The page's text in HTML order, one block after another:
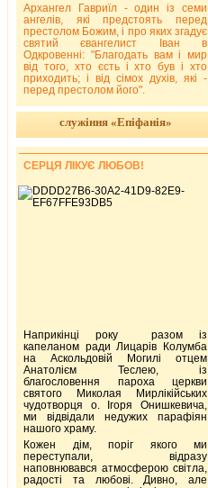
Архангел Гавриїл - один із семи
ангелів, які предстоять перед
престолом Божим, і про яких згадує
святий євангелист Іван в
Одкровенні: "Благодать вам і мир
від того, хто єсть і хто був і хто
приходить; і від сімох духів, які -
перед престолом його".
служіння «Епіфанія»
СЕРЦЯ ЛІКУЄ ЛЮБОВ!
Наприкінці року разом із
капеланом ради Лицарів Колумба
на Аскольдовій Могилі отцем
Анатолієм Теслею, із
благословення пароха церкви
святого Миколая Мирлікійських
чудотворця о. Ігоря Онишкевича,
ми відвідали недужих парафіян
нашого храму.
Кожен дім, поріг якого ми
переступали, відразу
наповнювався атмосферою світла,
радості та любові. Дивно, але